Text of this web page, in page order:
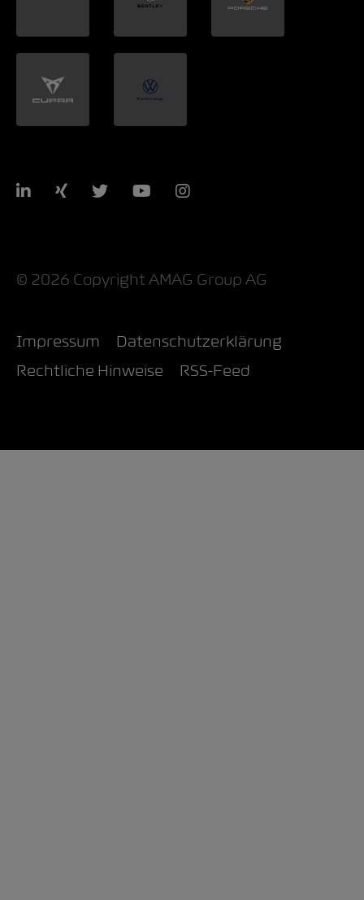
LinkedIn
Xing Twitter YouTubeInstagram
© 2026 Copyright AMAG Group AG
Impressum
Datenschutzerklärung
Rechtliche Hinweise
RSS-Feed